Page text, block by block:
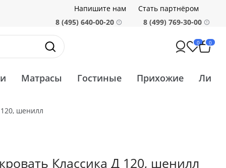
Напишите нам
Стать партнёром
8 (495) 640-00-20
8 (499) 769-30-00
0 0
Матрасы Гостиные Прихожие
шенилл
Классика Д 120, шенилл